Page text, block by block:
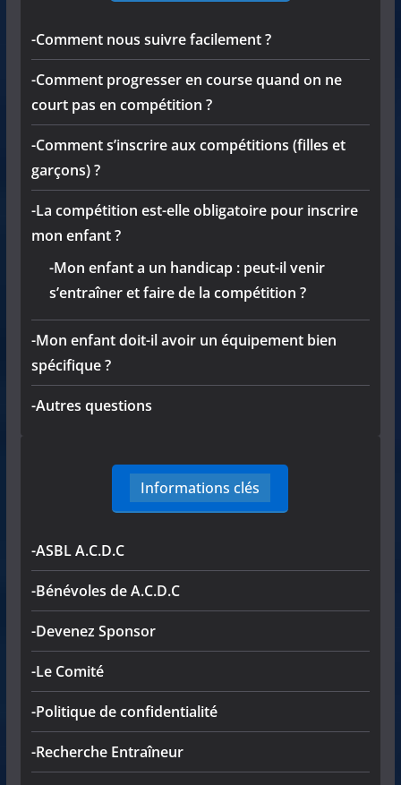
-Comment nous suivre facilement ?
-Comment progresser en course quand on ne
court pas en compétition ?
-Comment s’inscrire aux compétitions (filles et
garçons) ?
-La compétition est-elle obligatoire pour inscrire
mon enfant ?
-Mon enfant a un handicap : peut-il venir
s’entraîner et faire de la compétition ?
-Mon enfant doit-il avoir un équipement bien
spécifique ?
-Autres questions
Informations clés
-ASBL A.C.D.C
-Bénévoles de A.C.D.C
-Devenez Sponsor
-Le Comité
-Politique de confidentialité
-Recherche Entraîneur